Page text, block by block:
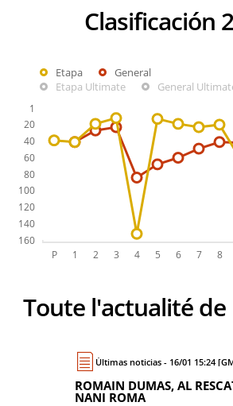
Clasificación
Etapa
General
Etapa Ultimate
General
Toute l'actualité de
Últimas noticias - 16/01 15:24 [GMT
ROMAIN DUMAS, AL
NANI ROMA